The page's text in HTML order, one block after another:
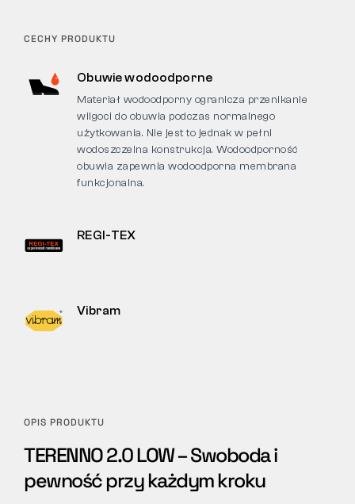
CECHY PRODUKTU
Obuwie wodoodporne
Materiał wodoodporny ogranicza przenikanie
wilgoci do obuwia podczas normalnego
użytkowania. Nie jest to jednak w pełni
wodoszczelna konstrukcja. Wodoodporność
obuwia zapewnia wodoodporna membrana
funkcjonalna.
REGI-TEX
Vibram
OPIS PRODUKTU
TERENNO 2.0 LOW – Swoboda i
pewność przy każdym kroku